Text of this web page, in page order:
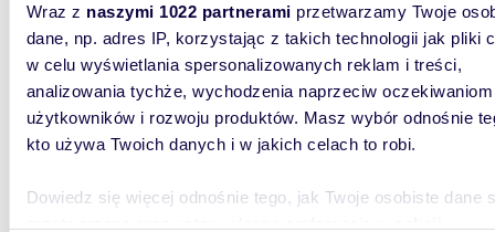
Wraz z naszymi 1022 partnerami przetwarzamy Twoje
dane, np. adres IP, korzystając z takich technologii jak pliki
w celu wyświetlania spersonalizowanych reklam i treści,
analizowania tychże, wychodzenia naprzeciw oczekiwaniom
użytkowników i rozwoju produktów. Masz wybór odnośnie
kto używa Twoich danych i w jakich celach to robi.
Dowiedz się więcej odnośnie tego, jak Twoje osobiste dane
2,70 ha wyjątkowych możliwości. Myślinów
k/
1